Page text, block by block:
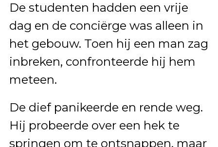
De studenten hadden een vrije
dag en de conciërge was alleen in
het gebouw. Toen hij een man zag
inbreken, confronteerde hij hem
meteen.
De dief panikeerde en rende weg.
Hij probeerde over een hek te
springen om te ontsnappen, maar